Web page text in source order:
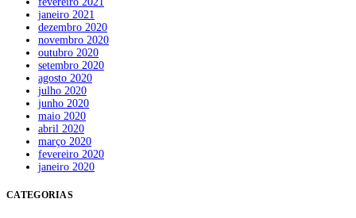
janeiro 2021
dezembro 2020
novembro 2020
outubro 2020
setembro 2020
agosto 2020
julho 2020
junho 2020
maio 2020
abril 2020
março 2020
fevereiro 2020
janeiro 2020
CATEGORIAS